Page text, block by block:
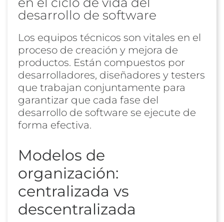
desarrollo de software
Los equipos técnicos son vitales en el
proceso de creación y mejora de
productos. Están compuestos por
desarrolladores, diseñadores y testers
que trabajan conjuntamente para
garantizar que cada fase del
desarrollo de software se ejecute de
forma efectiva.
Modelos de
organización:
centralizada vs
descentralizada